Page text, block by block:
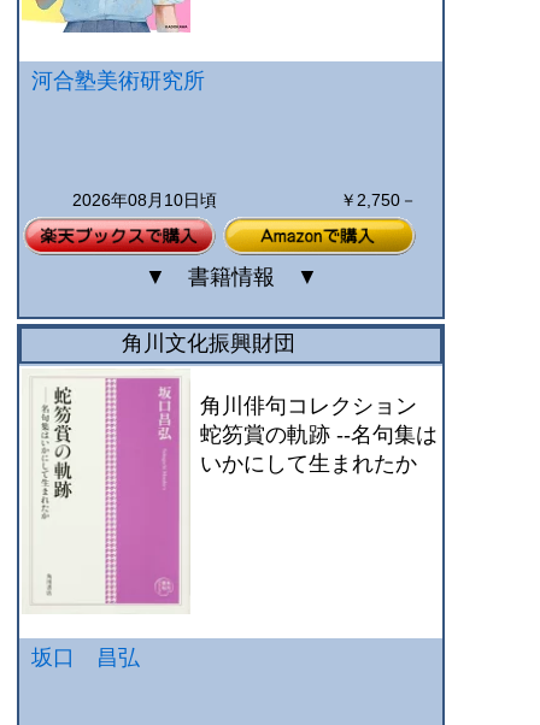
河合塾美術研究所
2026年08月10日頃 ￥2,750－
▼ 書籍情報 ▼
角川文化振興財団
角川俳句コレクション
蛇笏賞の軌跡 --名句集は
いかにして生まれたか
坂口 昌弘